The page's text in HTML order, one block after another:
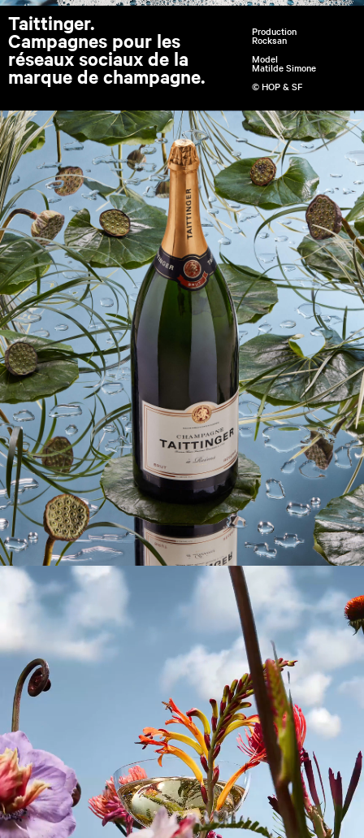
Taittinger.
Campagnes pour les
réseaux sociaux de la
marque de champagne.
Production
Rocksan
Model
Matilde Simone
© HOP & SF